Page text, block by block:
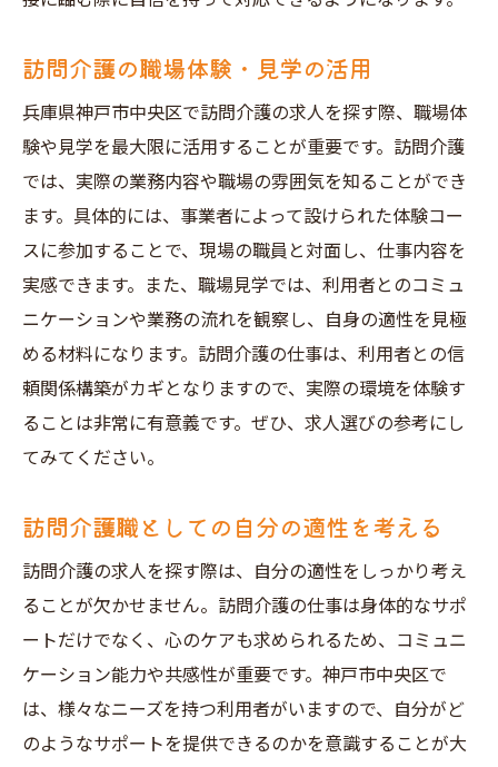
訪問介護の職場体験・見学の活用
兵庫県神戸市中央区で訪問介護の求人を探す際、職場体
験や見学を最大限に活用することが重要です。訪問介護
では、実際の業務内容や職場の雰囲気を知ることができ
ます。具体的には、事業者によって設けられた体験コー
スに参加することで、現場の職員と対面し、仕事内容を
実感できます。また、職場見学では、利用者とのコミュ
ニケーションや業務の流れを観察し、自身の適性を見極
める材料になります。訪問介護の仕事は、利用者との信
頼関係構築がカギとなりますので、実際の環境を体験す
ることは非常に有意義です。ぜひ、求人選びの参考にし
てみてください。
訪問介護職としての自分の適性を考える
訪問介護の求人を探す際は、自分の適性をしっかり考え
ることが欠かせません。訪問介護の仕事は身体的なサポ
ートだけでなく、心のケアも求められるため、コミュニ
ケーション能力や共感性が重要です。神戸市中央区で
は、様々なニーズを持つ利用者がいますので、自分がど
のようなサポートを提供できるのかを意識することが大